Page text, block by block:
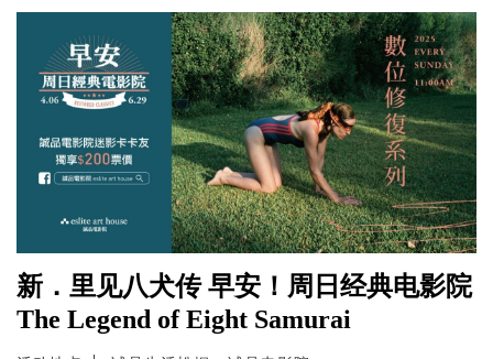
新．里见八犬传 早安！周日经典电影院
The Legend of Eight Samurai